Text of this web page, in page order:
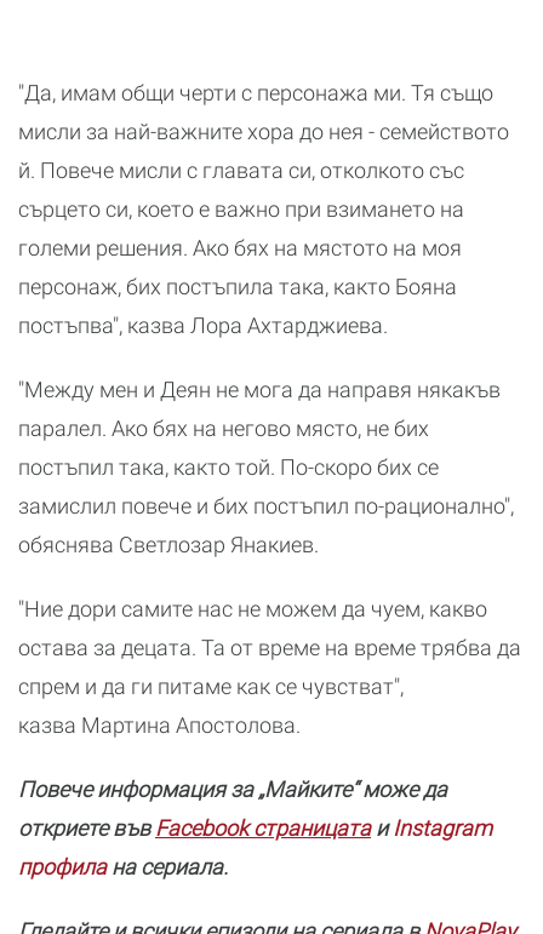
"Да, имам общи черти с персонажа ми. Тя също
мисли за най-важните хора до нея - семейството
й. Повече мисли с главата си, отколкото със
сърцето си, което е важно при взимането на
големи решения. Ако бях на мястото на моя
персонаж, бих постъпила така, както Бояна
постъпва", казва Лора Ахтарджиева.
"Между мен и Деян не мога да направя някакъв
паралел. Ако бях на негово място, не бих
постъпил така, както той. По-скоро бих се
замислил повече и бих постъпил по-рационално",
обяснява Светлозар Янакиев.
"Ние дори самите нас не можем да чуем, какво
остава за децата. Та от време на време трябва да
спрем и да ги питаме как се чувстват",
казва Мартина Апостолова.
Повече информация за „Майките“ може да
откриете въвFacebook страницатаиInstagram
профилана сериала.